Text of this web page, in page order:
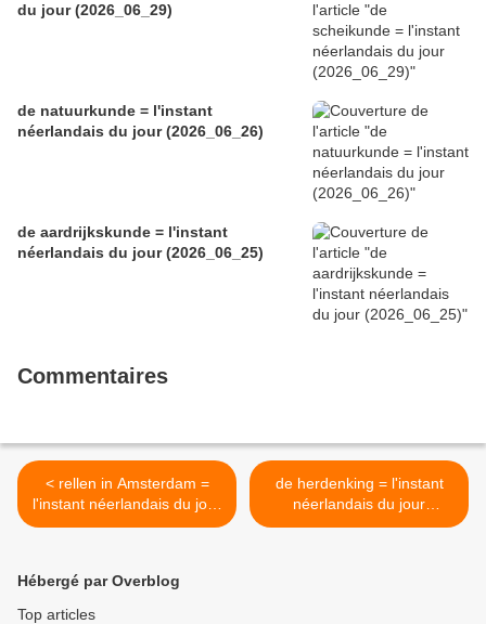
du jour (2026_06_29)
de natuurkunde = l'instant
néerlandais du jour (2026_06_26)
de aardrijkskunde = l'instant
néerlandais du jour (2026_06_25)
Commentaires
< rellen in Amsterdam =
l'instant néerlandais du jour
(2024_11_08)
de herdenking = l'instant
néerlandais du jour
(2024_11_12) >
Hébergé par Overblog
Top articles